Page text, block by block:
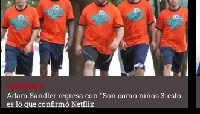
FARANDULA
Adam Sandler regresa con "Son como niños 3: esto
es lo que confirmó Netflix